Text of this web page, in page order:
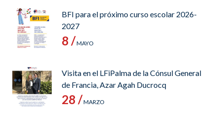
BFI para el próximo curso escolar 2026-
2027
8 /MAYO
Visita en el LFiPalma de la Cónsul General
de Francia, Azar Agah Ducrocq
28 /MARZO